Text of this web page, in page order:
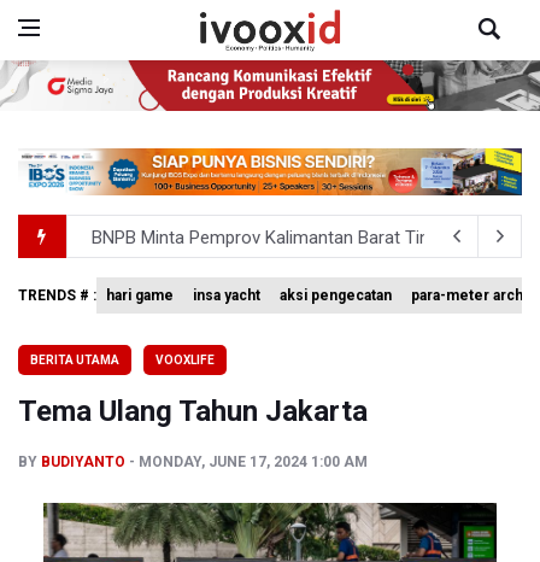
BNPB Minta Pemprov Kalimantan Barat Tinjau Kembali
Kemensos Targetkan 150 Ribu Siswa Masuk Program
Tim 9 Kejagung Periksa Febrie Adransayah sebagai
BPIP: Satu Siswa Sekolah Rakyat Jadi Calon Paskibraka
TRENDS # : hari game insa yacht aksi pengecatan para-meter
BERITA UTAMA VOOXLIFE
Tema Ulang Tahun Jakarta
BY BUDIYANTO MONDAY, JUNE 17, 2024 1:00 AM